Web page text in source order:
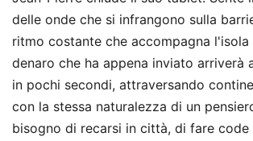
delle onde che si infrangono sulla
ritmo costante che accompagna l'isola
denaro che ha appena inviato arriverà
in pochi secondi, attraversando
con la stessa naturalezza di un
bisogno di recarsi in città, di fare